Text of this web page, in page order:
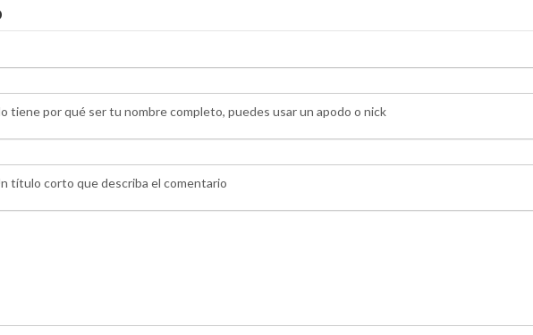
tiene por qué ser tu nombre completo, puedes usar un apodo o nick
título corto que describa el comentario